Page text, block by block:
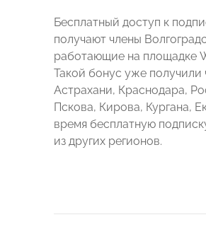
Бесплатный доступ к
получают члены
работающие на площадке
Такой бонус уже
Астрахани, Краснодара,
Пскова, Кирова, Кургана,
время бесплатную
из других регионов.